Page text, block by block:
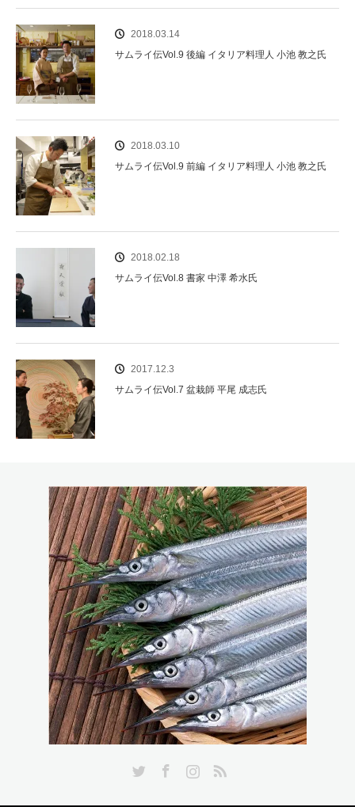
2018.03.14
サムライ伝Vol.9 後編 イタリア料理人 小池 教之氏
2018.03.10
サムライ伝Vol.9 前編 イタリア料理人 小池 教之氏
2018.02.18
サムライ伝Vol.8 書家 中澤 希水氏
2017.12.3
サムライ伝Vol.7 盆栽師 平尾 成志氏